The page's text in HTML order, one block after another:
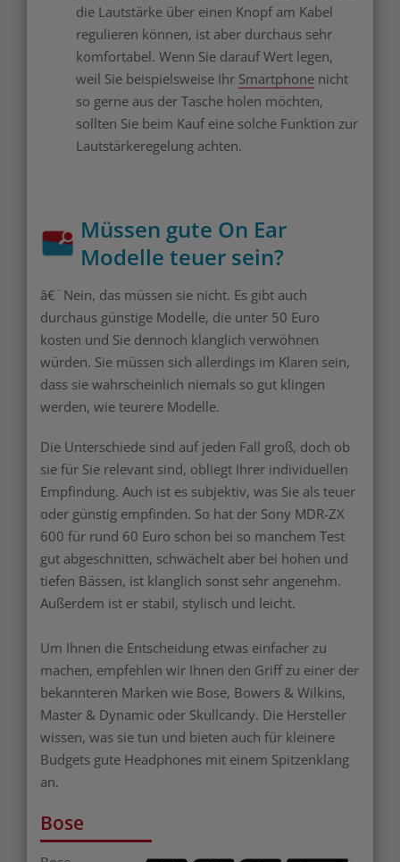
die Lautstärke über einen Knopf am Kabel
regulieren können, ist aber durchaus sehr
komfortabel. Wenn Sie darauf Wert legen,
weil Sie beispielsweise Ihr Smartphone nicht
so gerne aus der Tasche holen möchten,
sollten Sie beim Kauf eine solche Funktion zur
Lautstärkeregelung achten.
Müssen gute On Ear
Modelle teuer sein?
â€¨Nein, das müssen sie nicht. Es gibt auch
durchaus günstige Modelle, die unter 50 Euro
kosten und Sie dennoch klanglich verwöhnen
würden. Sie müssen sich allerdings im Klaren sein,
dass sie wahrscheinlich niemals so gut klingen
werden, wie teurere Modelle.
Die Unterschiede sind auf jeden Fall groß, doch ob
sie für Sie relevant sind, obliegt Ihrer individuellen
Empfindung. Auch ist es subjektiv, was Sie als teuer
oder günstig empfinden. So hat der Sony MDR-ZX
600 für rund 60 Euro schon bei so manchem Test
gut abgeschnitten, schwächelt aber bei hohen und
tiefen Bässen, ist klanglich sonst sehr angenehm.
Außerdem ist er stabil, stylisch und leicht.
Um Ihnen die Entscheidung etwas einfacher zu
machen, empfehlen wir Ihnen den Griff zu einer der
bekannteren Marken wie Bose, Bowers & Wilkins,
Master & Dynamic oder Skullcandy. Die Hersteller
wissen, was sie tun und bieten auch für kleinere
Budgets gute Headphones mit einem Spitzenklang
an.
Bose